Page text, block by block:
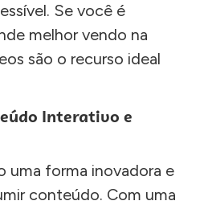
Se você é
melhor vendo na
são o recurso ideal
Interativo e
uma forma inovadora e
conteúdo. Com uma